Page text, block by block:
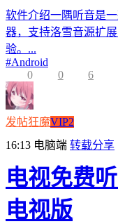
软件介绍一隅听音是
器，支持洛雪音源扩
验。...
#Android
0
0 6
发帖狂魔VIP2
16:13 电脑端 转载分享
电视免费
电视版